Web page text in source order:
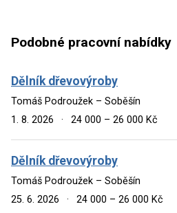
Podobné pracovní nabídky
Dělník dřevovýroby
Tomáš Podroužek – Soběšín
1. 8. 2026
· 24 000 – 26 000 Kč
Dělník dřevovýroby
Tomáš Podroužek – Soběšín
25. 6. 2026
· 24 000 – 26 000 Kč